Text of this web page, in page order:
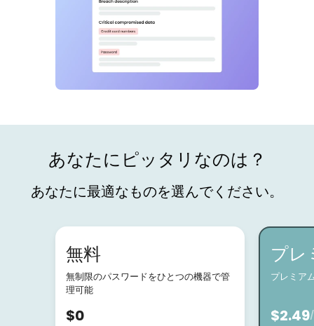
あなたにピッタリなのは？
あなたに最適なものを選んでください。
無料
無制限のパスワードをひとつの機器で管
理可能
$0
プレ
プレミア
$2.49